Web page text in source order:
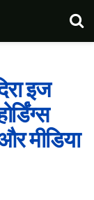
इज
मीडिया